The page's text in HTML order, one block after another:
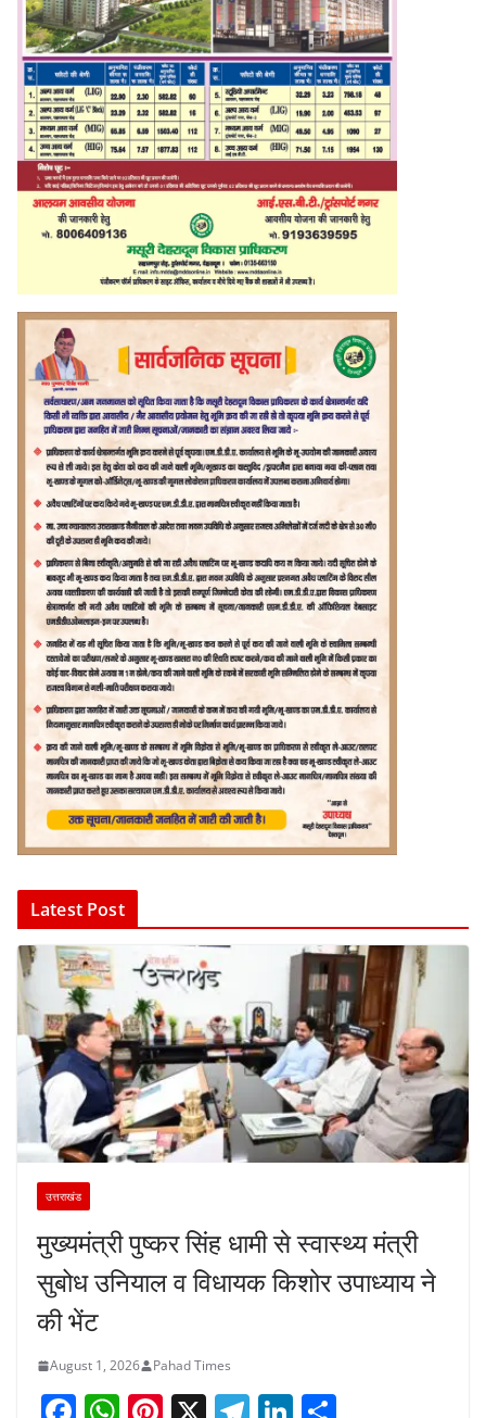
Latest Post
उत्तराखंड
मुख्यमंत्री पुष्कर सिंह धामी से स्वास्थ्य मंत्री
सुबोध उनियाल व विधायक किशोर उपाध्याय ने
की भेंट
August 1, 2026 Pahad Times